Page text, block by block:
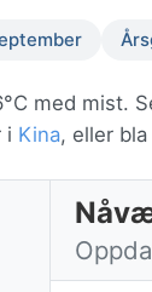
med mist.
i Kina, eller